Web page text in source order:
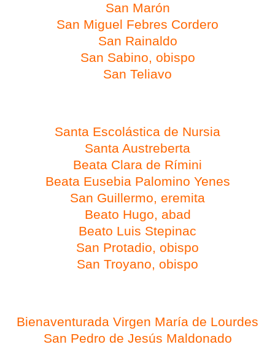
San Marón
San Miguel Febres Cordero
San Rainaldo
San Sabino, obispo
San Teliavo
Santa Escolástica de Nursia
Santa Austreberta
Beata Clara de Rímini
Beata Eusebia Palomino Yenes
San Guillermo, eremita
Beato Hugo, abad
Beato Luis Stepinac
San Protadio, obispo
San Troyano, obispo
Bienaventurada Virgen María de Lourdes
San Pedro de Jesús Maldonado